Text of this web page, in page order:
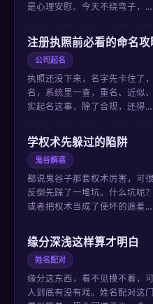
是心理安慰。今天不绕弯子，…
注册执照前必看的命名攻
公司起名
执照还没下来，名字先卡住了
名，系统里一查，重名、近似
实起名这事，除了合规，还得…
学权术先躲过的陷阱
鬼谷解惑
都说鬼谷子那套权术厉害，可
反倒先踩了一堆坑。什么坑呢
或者把权术当成了使坏的遮羞…
缘分深浅这样算才明白
姓名配对
缘分这东西，看不见摸不着，
人到底有没有戏。姓名配对这